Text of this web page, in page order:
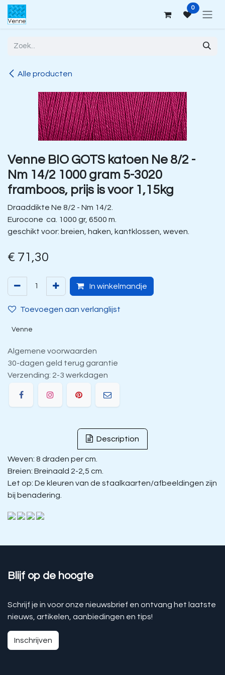
Overslaan naar inhoud 0
Alle producten
Venne BIO GOTS katoen Ne 8/2 -
Nm 14/2 1000 gram 5-3020
framboos, prijs is voor 1,15kg
Draaddikte Ne 8/2 - Nm 14/2.
Eurocone ca. 1000 gr, 6500 m.
geschikt voor: breien, haken, kantklossen, weven.
€ 71,30
In winkelmandje
Toevoegen aan verlanglijst
Venne
Algemene voorwaarden
30-dagen geld terug garantie
Verzending: 2-3 werkdagen
Description
Weven: 8 draden per cm.
Breien: Breinaald 2-2,5 cm.
Let op: De kleuren van de staalkaarten/afbeeldingen zijn
bij benadering.
Blijf op de hoogte
Schrijf je in voor onze nieuwsbrief en ontvang het laatste
nieuws, artikelen, aanbiedingen en tips!
Inschrijven